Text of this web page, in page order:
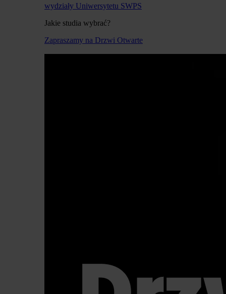
wydziały Uniwersytetu SWPS
Jakie studia wybrać?
Zapraszamy na Drzwi Otwarte